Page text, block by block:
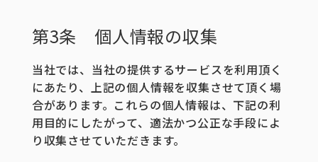
第3条 個人情報の収集
当社では、当社の提供するサービスを利用頂く
にあたり、上記の個人情報を収集させて頂く場
合があります。これらの個人情報は、下記の利
用目的にしたがって、適法かつ公正な手段によ
り収集させていただきます。